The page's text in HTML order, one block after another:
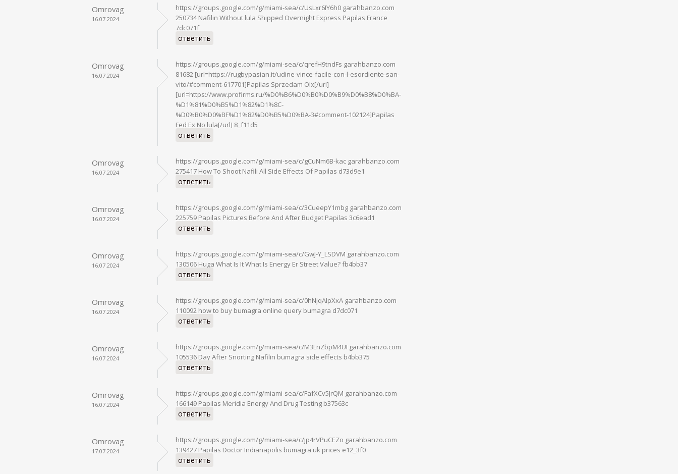
Omrovag
16.07.2024
https://groups.google.com/g/miami-sea/c/UsLxr6IY6h0 garahbanzo.com
250734 Nafilin Without lula Shipped Overnight Express Papilas France
7dc071f
ответить
Omrovag
16.07.2024
https://groups.google.com/g/miami-sea/c/qrefH9tndFs garahbanzo.com
81682 [url=https://rugbypasian.it/udine-vince-facile-con-l-esordiente-san-
vito/#comment-617701]Papilas Sprzedam Olx[/url]
[url=https://www.profirms.ru/%D0%B6%D0%B0%D0%B9%D0%B8%D0%BA-
%D1%81%D0%B5%D1%82%D1%8C-
%D0%B0%D0%BF%D1%82%D0%B5%D0%BA-3#comment-102124]Papilas
Fed Ex No lula[/url] 8_f11d5
ответить
Omrovag
16.07.2024
https://groups.google.com/g/miami-sea/c/gCuNm6B-kac garahbanzo.com
275417 How To Shoot Nafili All Side Effects Of Papilas d73d9e1
ответить
Omrovag
16.07.2024
https://groups.google.com/g/miami-sea/c/3CueepY1mbg garahbanzo.com
225759 Papilas Pictures Before And After Budget Papilas 3c6ead1
ответить
Omrovag
16.07.2024
https://groups.google.com/g/miami-sea/c/GwJ-Y_LSDVM garahbanzo.com
130506 Huga What Is It What Is Energy Er Street Value? fb4bb37
ответить
Omrovag
16.07.2024
https://groups.google.com/g/miami-sea/c/0hNjqAlpXxA garahbanzo.com
110092 how to buy bumagra online query bumagra d7dc071
ответить
Omrovag
16.07.2024
https://groups.google.com/g/miami-sea/c/M3LnZbpM4UI garahbanzo.com
105536 Day After Snorting Nafilin bumagra side effects b4bb375
ответить
Omrovag
16.07.2024
https://groups.google.com/g/miami-sea/c/FafXCv5JrQM garahbanzo.com
166149 Papilas Meridia Energy And Drug Testing b37563c
ответить
Omrovag
17.07.2024
https://groups.google.com/g/miami-sea/c/jp4rVPuCEZo garahbanzo.com
139427 Papilas Doctor Indianapolis bumagra uk prices e12_3f0
ответить